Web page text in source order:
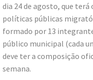
dia 24 de agosto, que
políticas públicas
formado por 13
público municipal (cada
deve ter a composição
semana.